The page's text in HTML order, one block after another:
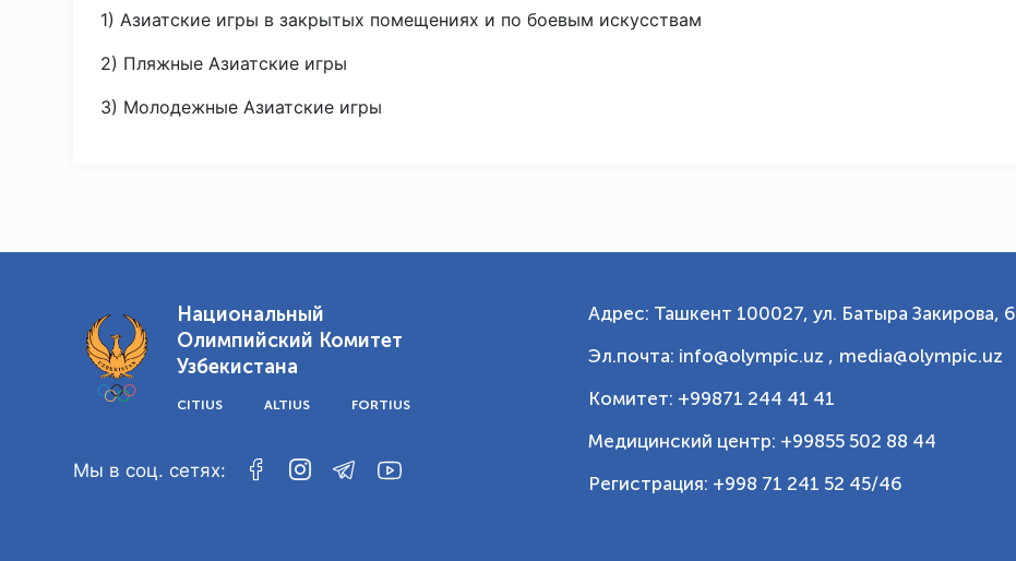
1) Азиатские игры в закрытых помещениях и по боевым искусствам
2) Пляжные Азиатские игры
3) Молодежные Азиатские игры
Национальный
Олимпийский Комитет
Узбекистана
CITIUS ALTIUS FORTIUS
Мы в соц. сетях:
Адрес: Ташкент 100027, ул. Батыра Закирова, 6
Эл.почта: info@olympic.uz , media@olympic.uz
Комитет: +99871 244 41 41
Медицинский центр: +99855 502 88 44
Регистрация: +998 71 241 52 45/46